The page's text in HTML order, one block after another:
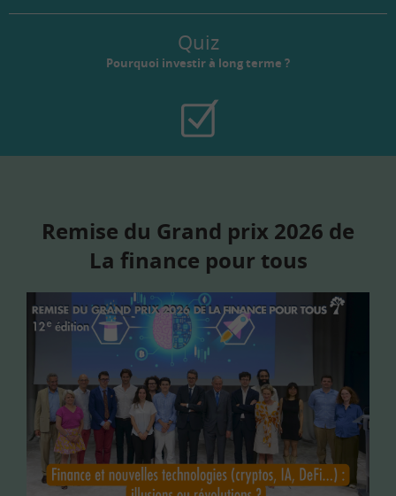
Quiz
Pourquoi investir à long terme ?
Remise du Grand prix 2026 de
La finance pour tous